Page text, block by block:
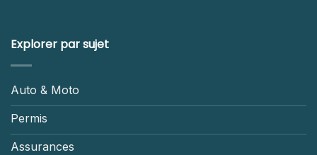
Explorer par sujet
Auto & Moto
Permis
Assurances